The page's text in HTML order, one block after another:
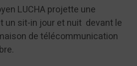
LUCHA projette une
un sit-in jour et nuit devant le
de télécommunication